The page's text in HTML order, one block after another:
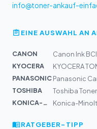
info@toner-ankauf-
EINE AUSWAHL AN
CANON
Canon Ink
KYOCERA
KYOCERA
PANASONICPanasonic
TOSHIBA
Toshiba
KONICA-MIN...
Konica-
RATGEBER-TIPP